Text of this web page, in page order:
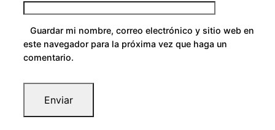
Guardar mi nombre, correo electrónico y sitio web en
este navegador para la próxima vez que haga un
comentario.